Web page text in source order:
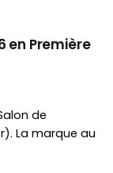
en Première
de
La marque au